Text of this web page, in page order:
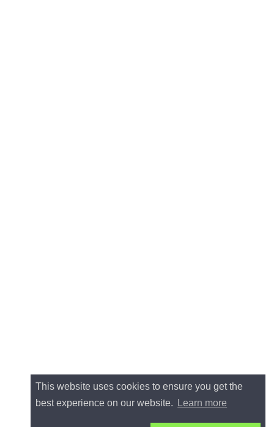
This website uses cookies to ensure you get the
best experience on our website.
Learn more